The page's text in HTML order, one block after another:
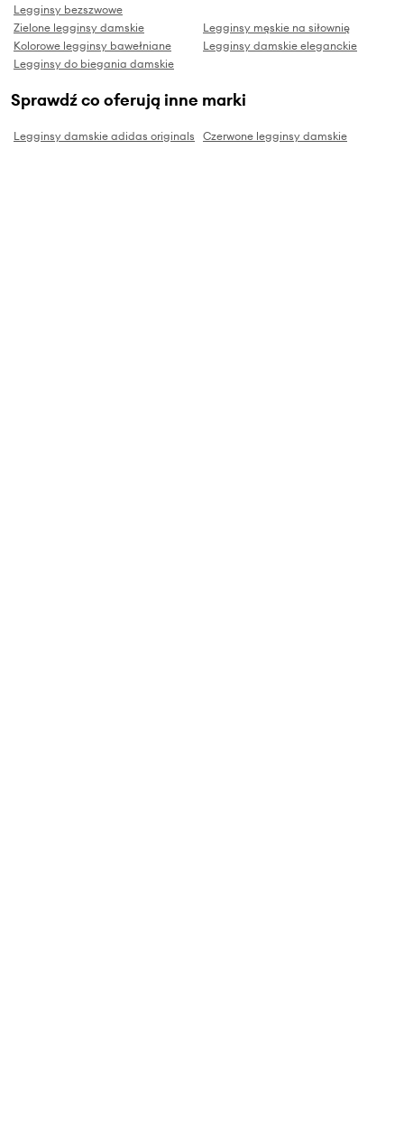
Legginsy bezszwowe
Zielone legginsy damskie
Legginsy męskie na siłownię
Kolorowe legginsy bawełniane
Legginsy damskie eleganckie
Legginsy do biegania damskie
Sprawdź co oferują inne marki
Legginsy damskie adidas originals Czerwone legginsy damskie